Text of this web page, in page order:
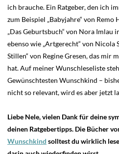
ich brauche. Ein Ratgeber, den ich
zum Beispiel „Babyjahre“ von Remo
„Das Geburtsbuch“ von Nora Imlau
ebenso wie „Artgerecht“ von Nicola
Stillen“ von Regine Gresen, das mir
hat. Auf meiner Wunschleseliste
Gewünschtesten Wunschkind –
nicht so relevant, wird es aber jetzt
Liebe Nele, vielen Dank für deine
deinen Ratgebertipps. Die Bücher
Wunschkind solltest du wirklich